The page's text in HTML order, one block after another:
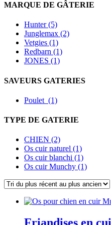
MARQUE DE GÂTERIE
Hunter (5)
Junglemax (2)
Vetgies (1)
Redbarn (1)
JONES (1)
SAVEURS GATERIES
Poulet (1)
TYPE DE GATERIE
CHIEN (2)
Os cuir naturel (1)
Os cuir blanchi (1)
Os cuir Munchy (1)